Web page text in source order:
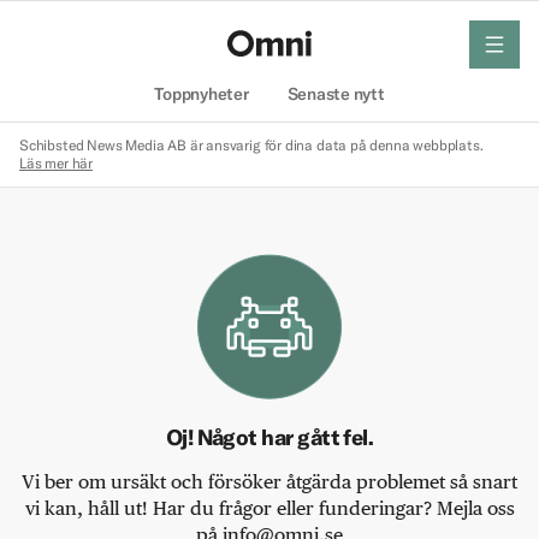
Toppnyheter Senaste nytt
meny
Schibsted News Media AB är ansvarig för dina data på denna webbplats.
Läs mer här
Oj! Något har gått fel.
Vi ber om ursäkt och försöker åtgärda problemet så snart
vi kan, håll ut! Har du frågor eller funderingar? Mejla oss